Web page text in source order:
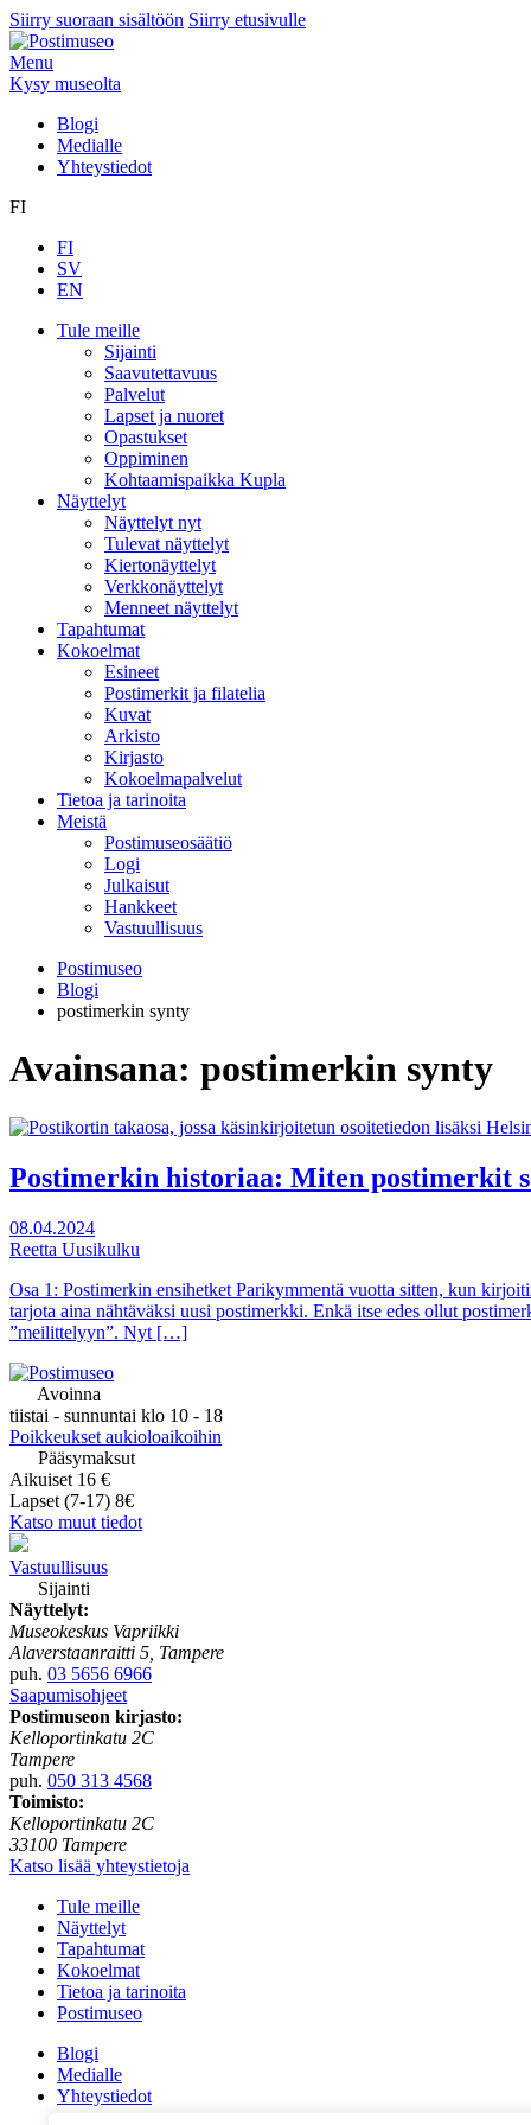
Siirry suoraan sisältöön Siirry etusivulle
Menu
Kysy museolta
Blogi
Medialle
Yhteystiedot
FI
FI
SV
EN
Tule meille
Sijainti
Saavutettavuus
Palvelut
Lapset ja nuoret
Opastukset
Oppiminen
Kohtaamispaikka Kupla
Näyttelyt
Näyttelyt nyt
Tulevat näyttelyt
Kiertonäyttelyt
Verkkonäyttelyt
Menneet näyttelyt
Tapahtumat
Kokoelmat
Esineet
Postimerkit ja filatelia
Kuvat
Arkisto
Kirjasto
Kokoelmapalvelut
Tietoa ja tarinoita
Meistä
Postimuseosäätiö
Logi
Julkaisut
Hankkeet
Vastuullisuus
Postimuseo
Blogi
postimerkin synty
Avainsana: postimerkin synty
Postimerkin historiaa: Miten postimerkit
08.04.2024
Reetta Uusikulku
Osa 1: Postimerkin ensihetket Parikymmentä vuotta sitten, kun
tarjota aina nähtäväksi uusi postimerkki. Enkä itse edes ollut
”meilittelyyn”. Nyt […]
Avoinna
tiistai - sunnuntai klo 10 - 18
Poikkeukset aukioloaikoihin
Pääsymaksut
Aikuiset 16 €
Lapset (7-17) 8€
Katso muut tiedot
Vastuullisuus
Sijainti
Näyttelyt:
Museokeskus Vapriikki
Alaverstaanraitti 5, Tampere
puh. 03 5656 6966
Saapumisohjeet
Postimuseon kirjasto:
Kelloportinkatu 2C
Tampere
puh. 050 313 4568
Toimisto:
Kelloportinkatu 2C
33100 Tampere
Katso lisää yhteystietoja
Tule meille
Näyttelyt
Tapahtumat
Kokoelmat
Tietoa ja tarinoita
Postimuseo
Blogi
Medialle
Yhteystiedot